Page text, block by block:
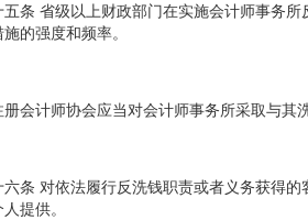
省级以上财政部门在实施会计师事务所
的强度和频率。
计师协会应当对会计师事务所采取与其
对依法履行反洗钱职责或者义务获得的
提供。